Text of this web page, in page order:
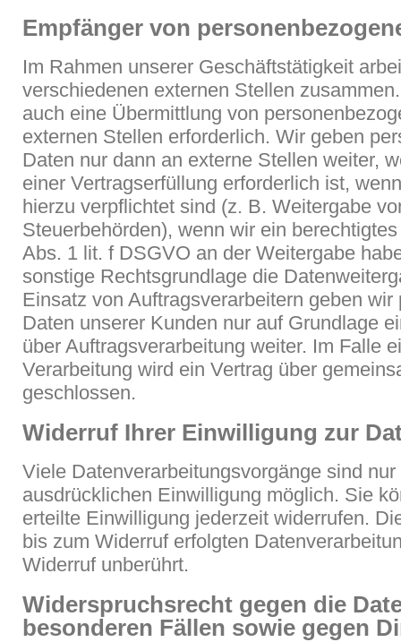
Empfänger von
Im Rahmen unserer Geschäftstätigkeit
verschiedenen externen Stellen
auch eine Übermittlung von
externen Stellen erforderlich. Wir geben
Daten nur dann an externe Stellen weiter,
einer Vertragserfüllung erforderlich ist,
hierzu verpflichtet sind (z. B. Weitergabe
Steuerbehörden), wenn wir ein
Abs. 1 lit. f DSGVO an der Weitergabe
sonstige Rechtsgrundlage die
Einsatz von Auftragsverarbeitern geben wir
Daten unserer Kunden nur auf Grundlage
über Auftragsverarbeitung weiter. Im Falle
Verarbeitung wird ein Vertrag über
geschlossen.
Widerruf Ihrer Einwilligung zur
Viele Datenverarbeitungsvorgänge sind nur
ausdrücklichen Einwilligung möglich. Sie
erteilte Einwilligung jederzeit widerrufen.
bis zum Widerruf erfolgten
Widerruf unberührt.
Widerspruchsrecht gegen die
besonderen Fällen sowie gegen